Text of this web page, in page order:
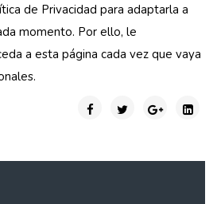
de Privacidad para adaptarla a
momento. Por ello, le
a esta página cada vez que vaya